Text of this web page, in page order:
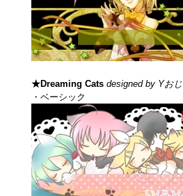
★Dreaming Cats designed by Yおじ
・ベーシック